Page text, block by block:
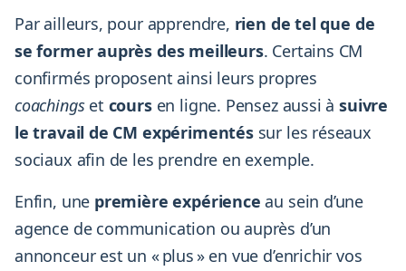
Par ailleurs, pour apprendre, rien de tel que de
se former auprès des meilleurs. Certains CM
confirmés proposent ainsi leurs propres
coachingset coursen ligne. Pensez aussi àsuivre
le travail de CM expérimentéssur les réseaux
sociaux afin de les prendre en exemple.
Enfin, une première expérience au sein d’une
agence de communication ou auprès d’un
annonceur est un « plus » en vue d’enrichir vos